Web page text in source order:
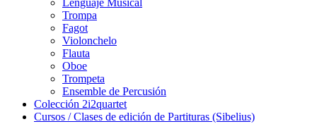
Lenguaje Musical
Trompa
Fagot
Violonchelo
Flauta
Oboe
Trompeta
Ensemble de Percusión
Colección 2i2quartet
Cursos / Clases de edición de Partituras (Sibelius)